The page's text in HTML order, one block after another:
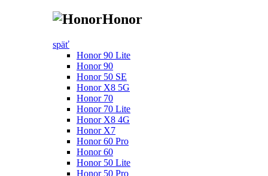
Honor
späť
Honor 90 Lite
Honor 90
Honor 50 SE
Honor X8 5G
Honor 70
Honor 70 Lite
Honor X8 4G
Honor X7
Honor 60 Pro
Honor 60
Honor 50 Lite
Honor 50 Pro